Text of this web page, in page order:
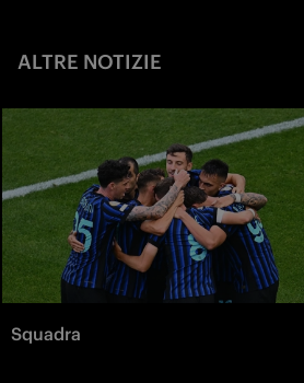
ALTRE NOTIZIE
Squadra